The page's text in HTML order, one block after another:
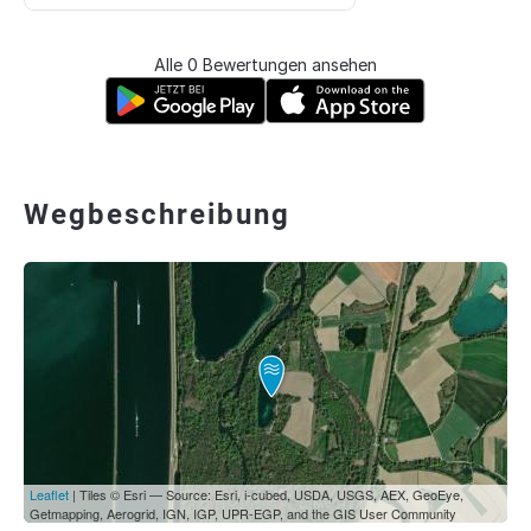
Alle 0 Bewertungen ansehen
Wegbeschreibung
Leaflet | Tiles © Esri — Source: Esri, i-cubed, USDA, USGS, AEX, GeoEye,
Getmapping, Aerogrid, IGN, IGP, UPR-EGP, and the GIS User Community